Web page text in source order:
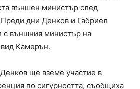
външен министър след
дни Денков и Габриел
с външния министър на
Камерън.
ще вземе участие в
по сигурността, съобщиха